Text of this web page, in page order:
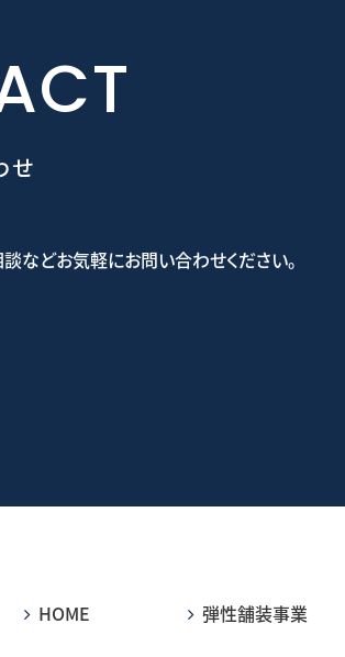
せ
などお気軽にお問い合わせください。
HOME 弾性舗装事業